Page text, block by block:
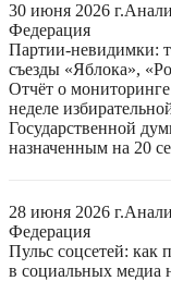
30 июня 2026 г.
Федерация
Партии-невидимки:
съезды «Яблока»,
Отчёт о
неделе
Государственной
назначенным на 20
28 июня 2026 г.
Федерация
Пульс соцсетей: как
в социальных медиа